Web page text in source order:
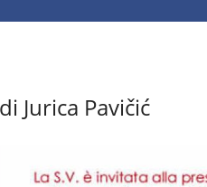
Jurica Pavičić